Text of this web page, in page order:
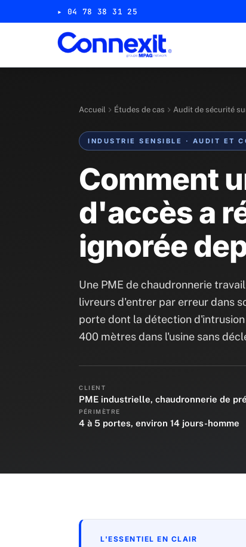
▸ 04 78 38 31 25
Accueil Études de cas Audit de sécurité
INDUSTRIE SENSIBLE · AUDIT ET
Comment
d'accès a
ignorée
Une PME de chaudronnerie
livreurs d'entrer par erreur dans
porte dont la détection
400 mètres dans l'usine sans
CLIENT
PME industrielle, chaudronnerie de
PÉRIMÈTRE
4 à 5 portes, environ 14 jours-homme
L'ESSENTIEL EN CLAIR